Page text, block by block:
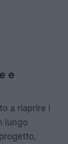
e
a riaprire i
lungo